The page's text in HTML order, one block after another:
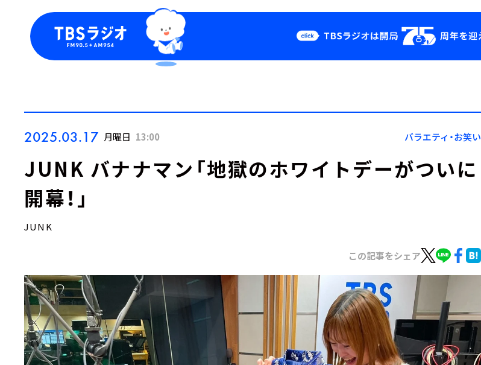
Podcast
YouTube
会社情報
2025.03.17 月曜日 13:00 バラエティ・お笑い
JUNK バナナマン「地獄のホワイトデーがついに
開幕！」
JUNK
この記事をシェア